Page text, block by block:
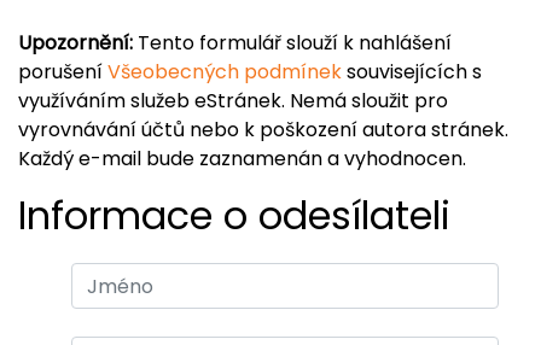
Upozornění: Tento formulář slouží k nahlášení
porušeníVšeobecných podmíneksouvisejících s
využíváním služeb eStránek. Nemá sloužit pro
vyrovnávání účtů nebo k poškození autora stránek.
Každý e-mail bude zaznamenán a vyhodnocen.
Informace o odesílateli